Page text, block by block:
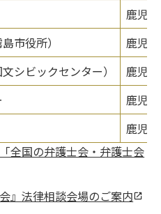
鹿児
市役所）
鹿児
シビックセンター）
鹿児
鹿児
鹿児
全国の弁護士会・弁護士会
』法律相談会場のご案内